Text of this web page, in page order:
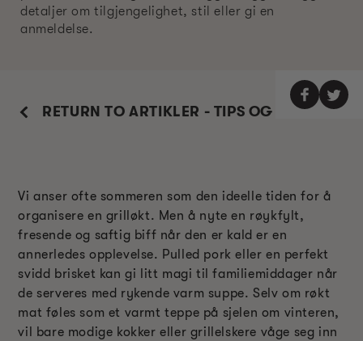
detaljer om tilgjengelighet, stil eller gi en
anmeldelse.
RETURN TO ARTIKLER - TIPS OG TRIKS
Vi anser ofte sommeren som den ideelle tiden for å
organisere en grilløkt. Men å nyte en røykfylt,
fresende og saftig biff når den er kald er en
annerledes opplevelse. Pulled pork eller en perfekt
svidd brisket kan gi litt magi til familiemiddager når
de serveres med rykende varm suppe. Selv om røkt
mat føles som et varmt teppe på sjelen om vinteren,
vil bare modige kokker eller grillelskere våge seg inn